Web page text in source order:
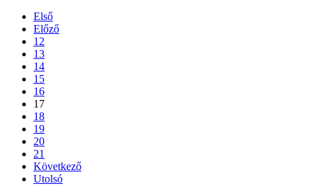
Első
Előző
12
13
14
15
16
17
18
19
20
21
Következő
Utolsó